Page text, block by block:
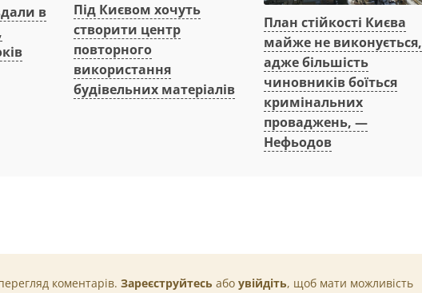
в
Під Києвом хочуть
створити центр
повторного
використання
будівельних матеріалів
План стійкості Києва
майже не виконується,
адже більшість
чиновників боїться
кримінальних
проваджень, —
Нефьодов
коментарів. Зареєструйтесь або увійдіть, щоб мати можливість